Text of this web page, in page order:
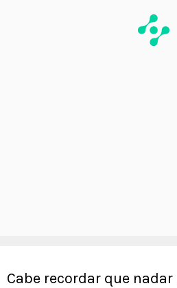
Cabe recordar que nadar